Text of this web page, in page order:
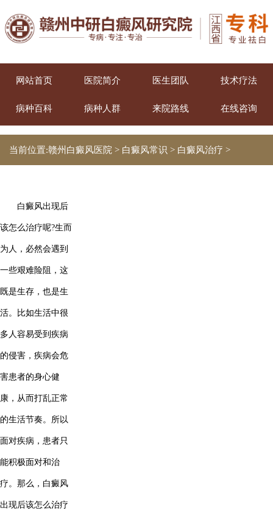
网站首页 医院简介 医生团队 技术疗法
病种百科 病种人群 来院路线 在线咨询
当前位置:赣州白癜风医院 > 白癜风常识 > 白癜风治疗 >
白癜风出现后
该怎么治疗呢?生而
为人，必然会遇到
一些艰难险阻，这
既是生存，也是生
活。比如生活中很
多人容易受到疾病
的侵害，疾病会危
害患者的身心健
康，从而打乱正常
的生活节奏。所以
面对疾病，患者只
能积极面对和治
疗。那么，白癜风
出现后该怎么治疗